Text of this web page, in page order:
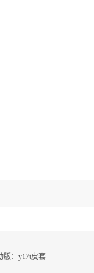
版： y17t皮套